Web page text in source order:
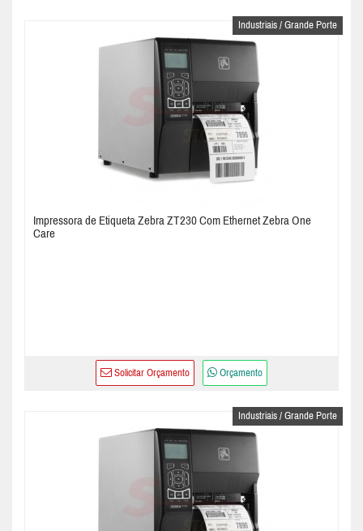
Industriais / Grande Porte
Impressora de Etiqueta Zebra ZT230 Com Ethernet Zebra One
Care
Solicitar Orçamento Orçamento
Industriais / Grande Porte